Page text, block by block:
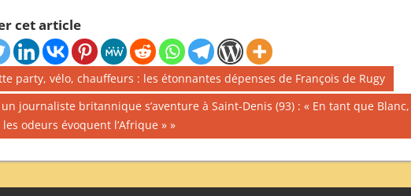
cet article
:
party, vélo, chauffeurs : les étonnantes dépenses de François de Rugy
:
journaliste britannique s’aventure à Saint-Denis (93) : « En tant que
odeurs évoquent l’Afrique »